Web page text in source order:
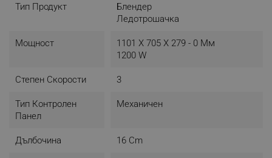
Тип Продукт
Блендер
Ледотрошачка
Мощност
1101 X 705 X 279 - 0 Мм
1200 W
Степен Скорости 3
Тип Контролен
Панел
Механичен
Дълбочина 16 Cm